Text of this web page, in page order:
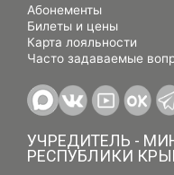
Абонементы
Билеты и цены
Карта лояльности
Часто задаваемые
УЧРЕДИТЕЛЬ -
РЕСПУБЛИКИ